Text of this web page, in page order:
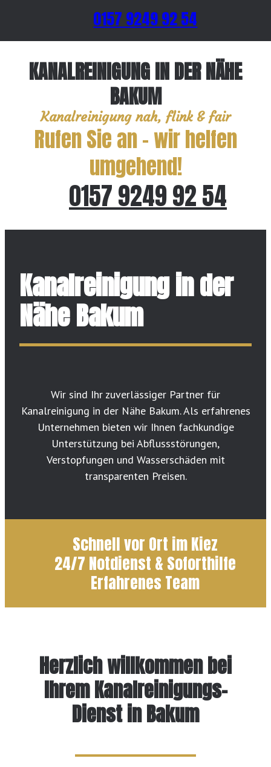
0157 9249 92 54
KANALREINIGUNG IN DER NÄHE
BAKUM
Kanalreinigung nah, flink & fair
Rufen Sie an – wir helfen
umgehend!
0157 9249 92 54
Kanalreinigung in der
Nähe Bakum
Wir sind Ihr zuverlässiger Partner für
Kanalreinigung in der Nähe Bakum. Als erfahrenes
Unternehmen bieten wir Ihnen fachkundige
Unterstützung bei Abflussstörungen,
Verstopfungen und Wasserschäden mit
transparenten Preisen.
Schnell vor Ort im Kiez
24/7 Notdienst & Soforthilfe
Erfahrenes Team
Herzlich willkommen bei
Ihrem Kanalreinigungs-
Dienst in Bakum